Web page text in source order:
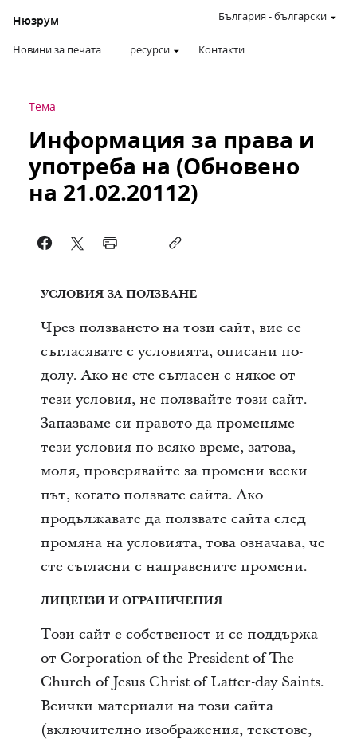
Нюзрум
Новини за печата ресурси Контакти
България -български
Тема
Информация за права и
употреба на (Обновено
на 21.02.20112)
УСЛОВИЯ ЗА ПОЛЗВАНЕ
Чрез ползването на този сайт, вие се
съгласявате с условията, описани по-
долу. Ако не сте съгласен с някое от
тези условия, не ползвайте този сайт.
Запазваме си правото да променяме
тези условия по всяко време, затова,
моля, проверявайте за промени всеки
път, когато ползвате сайта. Ако
продължавате да ползвате сайта след
промяна на условията, това означава, че
сте съгласни с направените промени.
ЛИЦЕНЗИ И ОГРАНИЧЕНИЯ
Този сайт е собственост и се поддържа
от Corporation of the President of The
Church of Jesus Christ of Latter-day Saints.
Всички материали на този сайта
(включително изображения, текстове,